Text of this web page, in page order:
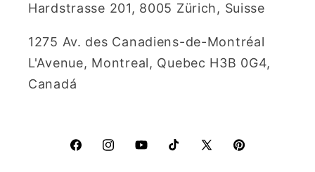
Hardstrasse 201, 8005 Zürich, Suisse
1275 Av. des Canadiens-de-Montréal
L'Avenue, Montreal, Quebec H3B 0G4,
Canadá
FacebookInstagramYouTubeTikTokX
Pinterest